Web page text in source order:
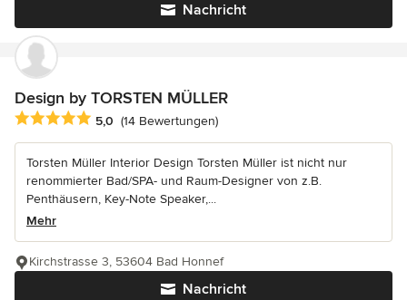
Nachricht
Design by TORSTEN MÜLLER
Durchschnittliche Bewertung: 5 von 5 Sternen
5,0 (14 Bewertungen)
Torsten Müller Interior Design Torsten Müller ist nicht nur
renommierter Bad/SPA- und Raum-Designer von z.B.
Penthäusern, Key-Note Speaker,...
Mehr
Nachricht
Kirchstrasse 3, 53604 Bad Honnef